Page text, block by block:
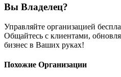
Вы Владелец?
Управляйте организацией
Общайтесь с клиентами,
бизнес в Ваших руках!
Похожие Организации